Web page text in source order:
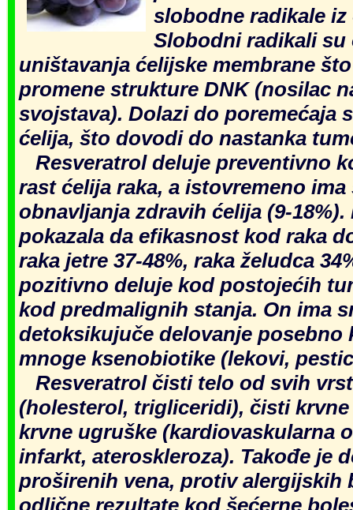
slobodne radikale iz
Slobodni radikali
uništavanja ćelijske membrane
promene strukture DNK (nosilac
svojstava). Dolazi do poremećaja
ćelija, što dovodi do nastanka
Resveratrol deluje preventivno
rast ćelija raka, a istovremeno
obnavljanja zdravih ćelija (9-
pokazala da efikasnost kod raka
raka jetre 37-48%, raka želudca
pozitivno deluje kod postojećih
kod predmalignih stanja. On ima
detoksikujuče delovanje posebno
mnoge ksenobiotike (lekovi,
Resveratrol čisti telo od svih
(holesterol, trigliceridi), čisti krvne
krvne ugruške (kardiovaskularna
infarkt, ateroskleroza). Takođe je
proširenih vena, protiv alergijskih
odlične rezultate kod šećerne